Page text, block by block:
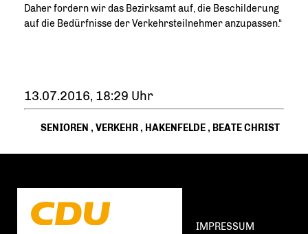
Daher fordern wir das Bezirksamt auf, die Beschilderung
auf die Bedürfnisse der Verkehrsteilnehmer anzupassen.“
13.07.2016, 18:29 Uhr
SENIOREN , VERKEHR, HAKENFELDE, BEATE CHRIST
IMPRESSUM